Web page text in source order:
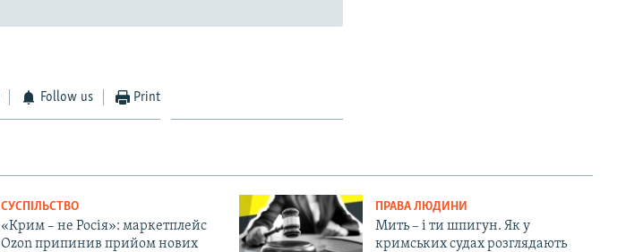
Follow us Print
СУСПІЛЬСТВО
«Крим – не Росія»: маркетплейс
Ozon припинив прийом нових
ПРАВА ЛЮДИНИ
Мить – і ти шпигун. Як у
кримських судах розглядають